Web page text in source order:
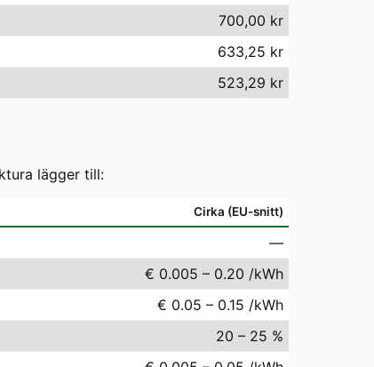
700,00 kr
633,25 kr
523,29 kr
lägger till:
Cirka (EU-snitt)
—
€ 0.005 – 0.20 /kWh
€ 0.05 – 0.15 /kWh
20 – 25 %